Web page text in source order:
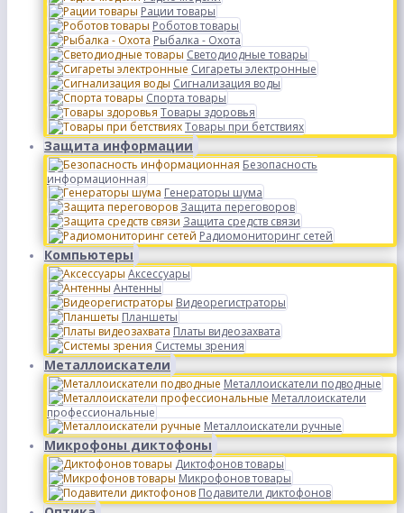
Рации товары
Роботов товары
Рыбалка - Охота
Светодиодные товары
Сигареты электронные
Сигнализация воды
Спорта товары
Товары здоровья
Товары при бетствиях
Защита информации
Безопасность
информационная
Генераторы шума
Защита переговоров
Защита средств связи
Радиомониторинг сетей
Компьютеры
Аксессуары
Антенны
Видеорегистраторы
Планшеты
Платы видеозахвата
Системы зрения
Металлоискатели
Металлоискатели подводные
Металлоискатели
профессиональные
Металлоискатели ручные
Микрофоны диктофоны
Диктофонов товары
Микрофонов товары
Подавители диктофонов